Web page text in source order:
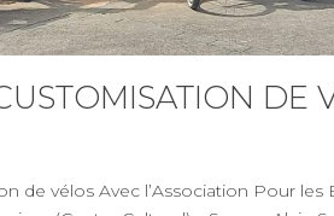
DE
de vélos Avec l’Association Pour les